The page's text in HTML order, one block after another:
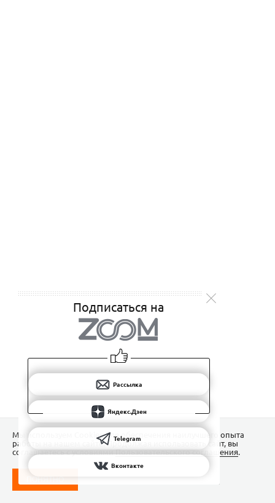
Подписаться на
Рассылка
Яндекс.Дзен
Telegram
Вконтакте
Мы используем Сookies для обеспечения наилучшего опыта
работы на нашем сайте. Продолжая использовать сайт, вы
соглашаетесь с условиямиПользовательского соглашения.
ПОНЯТНО